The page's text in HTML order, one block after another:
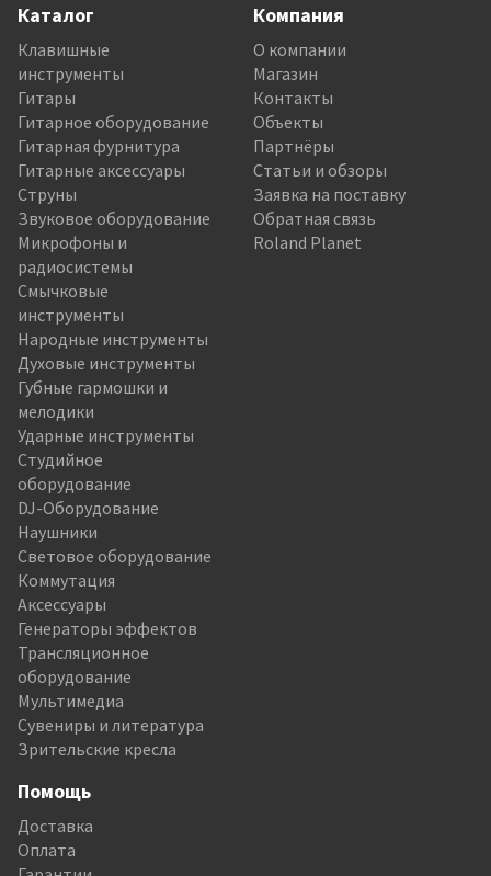
Каталог
Клавишные
инструменты
Гитары
Гитарное оборудование
Гитарная фурнитура
Гитарные аксессуары
Струны
Звуковое оборудование
Микрофоны и
радиосистемы
Смычковые
инструменты
Народные инструменты
Духовые инструменты
Губные гармошки и
мелодики
Ударные инструменты
Студийное
оборудование
DJ-Оборудование
Наушники
Световое оборудование
Коммутация
Аксессуары
Генераторы эффектов
Трансляционное
оборудование
Мультимедиа
Сувениры и литература
Зрительские кресла
Компания
О компании
Магазин
Контакты
Объекты
Партнёры
Статьи и обзоры
Заявка на поставку
Обратная связь
Roland Planet
Помощь
Доставка
Оплата